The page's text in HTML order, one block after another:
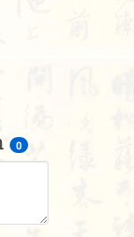
0